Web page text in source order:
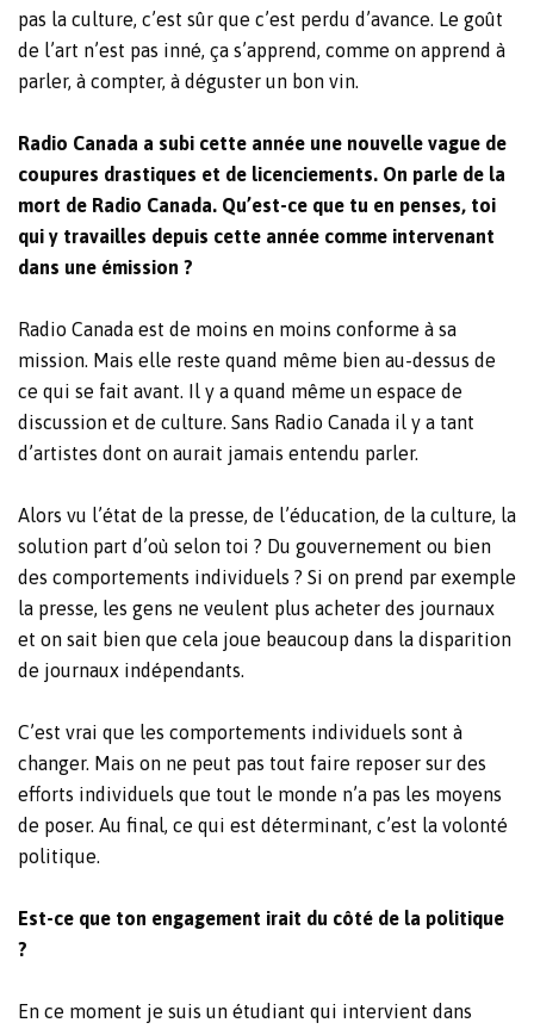
pas la culture, c’est sûr que c’est perdu d’avance. Le goût
de l’art n’est pas inné, ça s’apprend, comme on apprend à
parler, à compter, à déguster un bon vin.
Radio Canada a subi cette année une nouvelle vague de
coupures drastiques et de licenciements. On parle de la
mort de Radio Canada. Qu’est-ce que tu en penses, toi
qui y travailles depuis cette année comme intervenant
dans une émission ?
Radio Canada est de moins en moins conforme à sa
mission. Mais elle reste quand même bien au-dessus de
ce qui se fait avant. Il y a quand même un espace de
discussion et de culture. Sans Radio Canada il y a tant
d’artistes dont on aurait jamais entendu parler.
Alors vu l’état de la presse, de l’éducation, de la culture, la
solution part d’où selon toi ? Du gouvernement ou bien
des comportements individuels ? Si on prend par exemple
la presse, les gens ne veulent plus acheter des journaux
et on sait bien que cela joue beaucoup dans la disparition
de journaux indépendants.
C’est vrai que les comportements individuels sont à
changer. Mais on ne peut pas tout faire reposer sur des
efforts individuels que tout le monde n’a pas les moyens
de poser. Au final, ce qui est déterminant, c’est la volonté
politique.
Est-ce que ton engagement irait du côté de la politique
?
En ce moment je suis un étudiant qui intervient dans